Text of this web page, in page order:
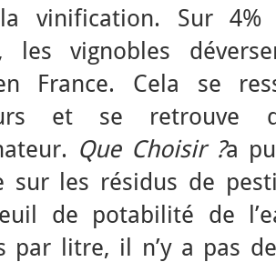
vinification. Sur
les vignobles
France. Cela se
et se retrouve
Que Choisir ?a
sur les résidus de
de potabilité de
par litre, il n’y a pas